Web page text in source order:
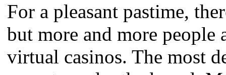
For a pleasant pastime,
but more and more people
virtual casinos. The most